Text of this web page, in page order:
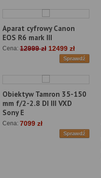
Aparat cyfrowy Canon
EOS R6 mark III
Cena: 12999 zł 12499 zł
Sprawdź
Obiektyw Tamron 35-150
mm f/2-2.8 DI III VXD
Sony E
Cena: 7099 zł
Sprawdź